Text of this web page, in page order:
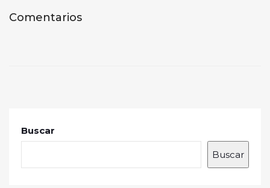
Comentarios
Buscar
Buscar